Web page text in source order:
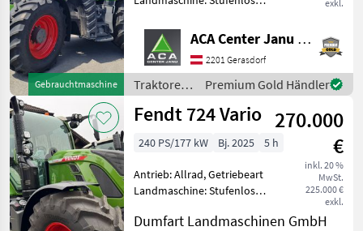
Gebrauchtmaschine
exkl.
Zapfwellendrehzahl:
540/540E/1000/1000E,
Höchstgeschwindigkeit in
km/h: 50 km/h, Aufla
ACA Center Janu GmbH
2201 Gerasdorf
Traktoren
/ Fendt
Premium Gold Händler
Fendt 724 Vario 270.000
€
inkl. 20 %
MwSt.
225.000 €
exkl.
240 PS/177 kW Bj. 2025 5 h
Antrieb: Allrad, Getriebeart
Landmaschine: Stufenloses
Zapfwellendrehzahl:
Dumfart Landmaschinen GmbH